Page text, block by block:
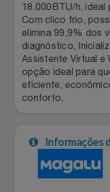
Filmes
Informática
Jardim
Jogos E Consoles
Livros
Malas E Mochilas
Lity
Loccitane Au Bresil
Loccitane En
Magalu
Meu Resgate Favorito
Mondial
Netshoes
Pet Love Saúde
Ponto Frio
Pontos Por Opiniões
Portal Das Malas
Renner
18.000BTU/h, ideal
Com clico frio,
elimina 99,9% dos
diagnóstico,
Assistente Virtual e
opção ideal para
eficiente,
conforto.
Informações